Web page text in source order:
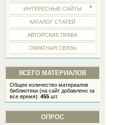
ИНТЕРЕСНЫЕ САЙТЫ
КАТАЛОГ СТАТЕЙ
АВТОРСКИЕ ПРАВА
ОБРАТНАЯ СВЯЗЬ
ВСЕГО МАТЕРИАЛОВ
Общее количество материалов
библиотеки (на сайт добавлено за
все время):455 шт.
ОПРОС